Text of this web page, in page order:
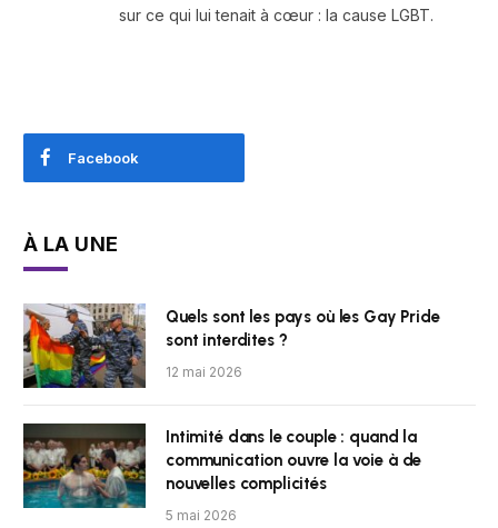
sur ce qui lui tenait à cœur : la cause LGBT.
Facebook
À LA UNE
Quels sont les pays où les Gay Pride
sont interdites ?
12 mai 2026
Intimité dans le couple : quand la
communication ouvre la voie à de
nouvelles complicités
5 mai 2026